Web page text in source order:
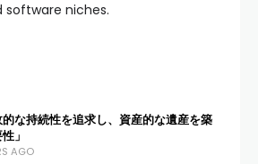
niches.
的な持続性を追求し、資産的な遺産を築
」
AGO